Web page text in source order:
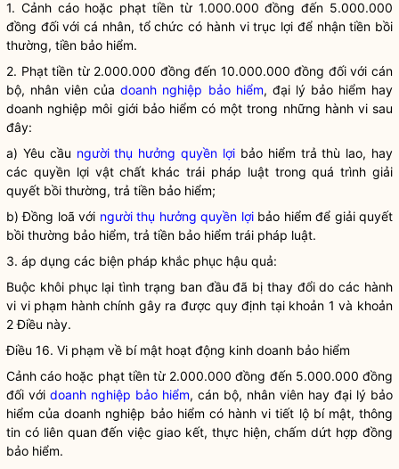
1. Cảnh cáo hoặc phạt tiền từ 1.000.000 đồng đến 5.000.000
đồng đối với cá nhân, tổ chức có hành vi trục lợi để nhận tiền bồi
thường, tiền bảo hiểm.
2. Phạt tiền từ 2.000.000 đồng đến 10.000.000 đồng đối với cán
bộ, nhân viên củadoanh nghiệp bảo hiểm, đại lý bảo hiểm hay
doanh nghiệp môi giới bảo hiểm có một trong những hành vi sau
đây:
a) Yêu cầu người thụ hưởng quyền lợibảo hiểm trả thù lao, hay
các quyền lợivật chất khác trái pháp luậttrong quá trình giải
quyết bồi thường, trả tiền bảo hiểm;
b) Đồng loã với người thụ hưởng quyền lợibảo hiểm để giải quyết
bồi thường bảo hiểm, trả tiền bảo hiểm trái pháp luật.
3. áp dụng các biện pháp khắc phục hậu quả:
Buộc khôi phục lại tình trạng ban đầu đã bị thay đổi do các hành
vi vi phạm hành chính gây ra được quy định tại khoản 1 và khoản
2 Điều này.
Điều 16. Vi phạm về bí mật hoạt động kinh doanh bảo hiểm
Cảnh cáo hoặc phạt tiền từ 2.000.000 đồng đến 5.000.000 đồng
đối với doanh nghiệp bảo hiểm, cán bộ, nhân viên hay đại lý bảo
hiểm củadoanh nghiệp bảo hiểm có hành vi tiết lộ bí mật, thông
tin có liên quan đến việc giao kết, thực hiện, chấm dứt hợp đồng
bảo hiểm.